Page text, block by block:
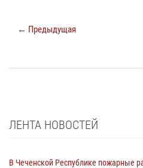
← Предыдущая
ЛЕНТА НОВОСТЕЙ
В Чеченской Республике пожарные